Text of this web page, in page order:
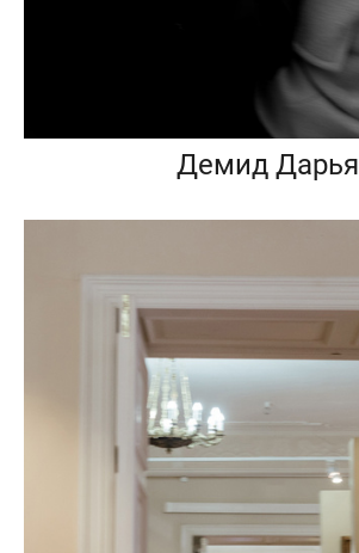
Демид Дарья